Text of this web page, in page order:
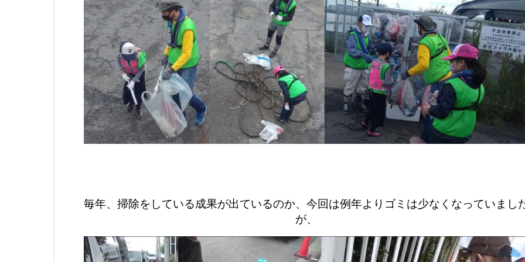
毎年、掃除をしている成果が出ているのか、今回は例年よりゴミは少なくなっていまし
が、